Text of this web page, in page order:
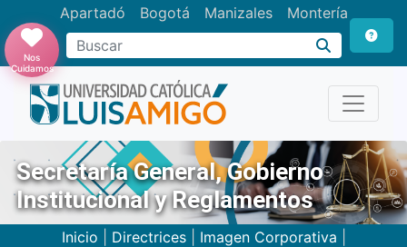
Apartadó Bogotá Manizales Montería
Buscar
Nos
Cuidamos
Secretaría General, Gobierno
Institucional y Reglamentos
Inicio Directrices| Imagen Corporativa